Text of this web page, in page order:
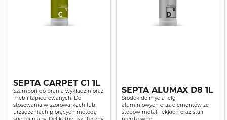
SEPTA CARPET C1 1L
Szampon do prania wykładzin oraz
mebli tapicerowanych. Do
stosowania w szorowarkach lub
urządzeniach piorących metodą
SEPTA ALUMAX D8 1L
Środek do mycia felg
aluminiowych oraz elementów ze
stopów metali lekkich oraz stali